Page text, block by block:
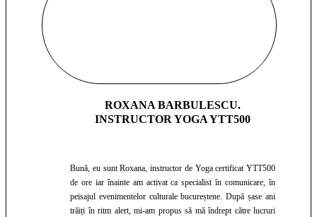
ROXANA BARBULESCU.
INSTRUCTOR YOGA YTT500
Bună, eu sunt Roxana, instructor de Yoga certificat YTT500
de ore iar înainte am activat ca specialist în comunicare, în
peisajul evenimentelor culturale bucureștene. După șase ani
trăiți în ritm alert, mi-am propus să mă îndrept către lucruri